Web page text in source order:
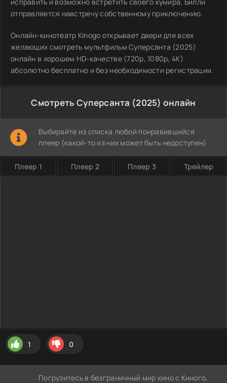
отправляется навстречу собственному приключению.
Онлайн-кинотеатр Kinogo открывает двери для всех
желающих смотреть мультфильм Суперсанта (2025)
онлайн в хорошем HD-качестве (720p, 1080p, 4K)
абсолютно бесплатно и без необходимости регистрации.
Смотреть Суперсанта (2025) онлайн
Выбирайте из списка любой понравившийся
плеер (какой-то из них может быть недоступен)
Плеер 1 Плеер 2 Плеер 3 Трейлер
1 0
Погрузитесь в безграничный мир кино с Киного,